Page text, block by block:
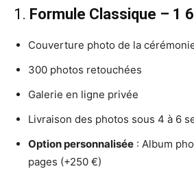
1. Formule Classique – 1
Couverture photo de la
300 photos retouchées
Galerie en ligne privée
Livraison des photos sous 4 à 6
Option personnalisée : Album
pages (+250 €)